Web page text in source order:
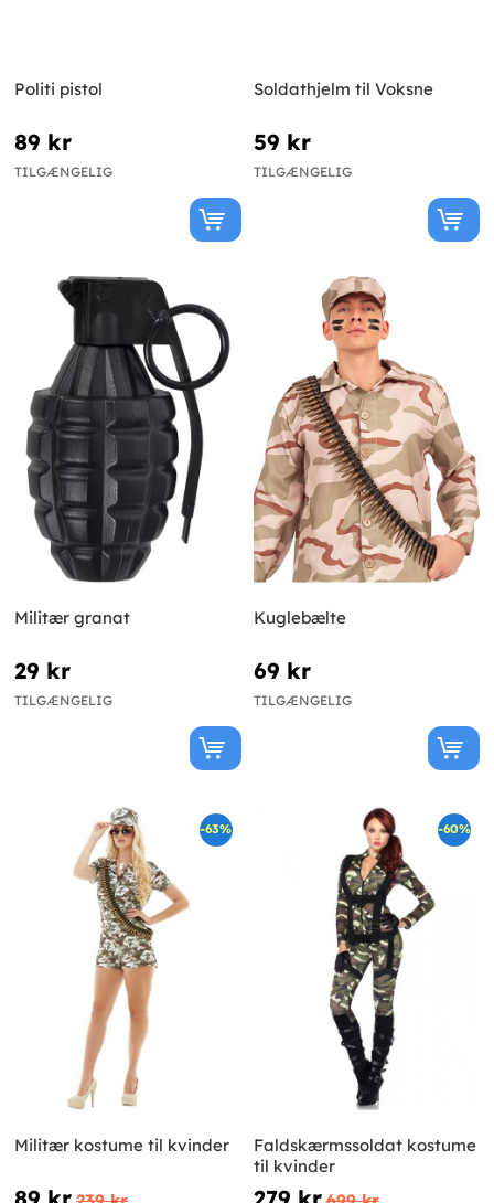
Politi pistol
89 kr
TILGÆNGELIG
Soldathjelm til Voksne
59 kr
TILGÆNGELIG
Militær granat
29 kr
TILGÆNGELIG
Kuglebælte
69 kr
TILGÆNGELIG
-63%
Militær kostume til kvinder
-60%
Faldskærmssoldat kostume
til kvinder